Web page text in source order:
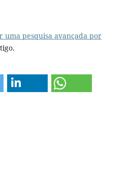
uma pesquisa avançada por